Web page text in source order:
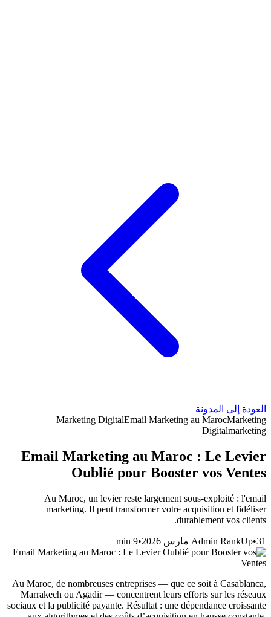
العودة إلى المدونة
Marketing DigitalEmail Marketing au MarocMarketing
Digitalmarketing
Email Marketing au Maroc : Le Levier
Oublié pour Booster vos Ventes
Au Maroc, un levier reste largement sous-exploité : l'email
marketing. Il peut transformer votre acquisition et fidéliser
durablement vos clients.
Admin RankUp•31 مارس 2026 •
9
Au Maroc, de nombreuses entreprises — que ce soit à Casablanca,
Marrakech ou Agadir — concentrent leurs efforts sur les réseaux
sociaux et la publicité payante. Résultat : une dépendance croissante